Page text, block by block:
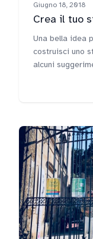
Giugno 18, 2018
Crea il tuo
Una bella idea
costruisci uno
alcuni